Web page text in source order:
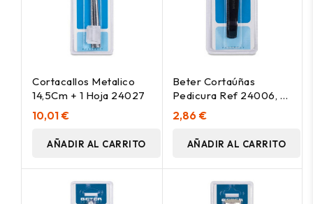
Cortacallos Metalico
14,5Cm + 1 Hoja 24027
10,01 €
AÑADIR AL CARRITO
Beter Cortaúñas
Pedicura Ref 24006, 1
Ud
2,86 €
AÑADIR AL CARRITO